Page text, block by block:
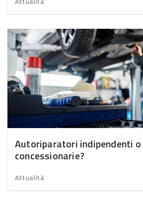
Autoriparatori indipendenti
concessionarie?
Attualità